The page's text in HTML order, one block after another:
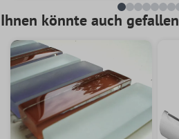
Ihnen könnte auch gefallen